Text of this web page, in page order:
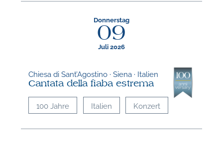
Donnerstag
09
Juli 2026
Chiesa di Sant’Agostino · Siena · Italien
Cantata della fiaba estrema
100 Jahre Italien Konzert